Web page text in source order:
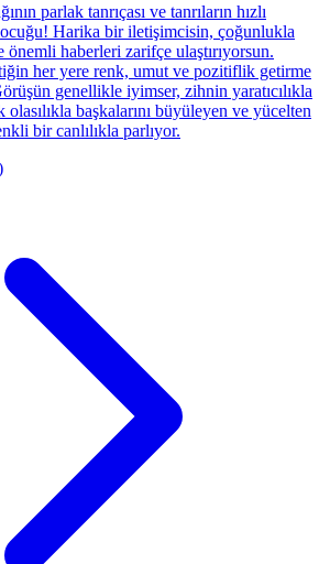
parlak tanrıçası ve tanrıların hızlı
Harika bir iletişimcisin, çoğunlukla
önemli haberleri zarifçe ulaştırıyorsun.
her yere renk, umut ve pozitiflik getirme
genellikle iyimser, zihnin yaratıcılıkla
başkalarını büyüleyen ve yücelten
bir canlılıkla parlıyor.